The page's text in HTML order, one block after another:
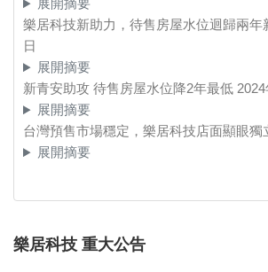
展開摘要
樂居科技新助力，待售房屋水位迴歸兩年
日
展開摘要
新青安助攻 待售房屋水位降2年最低
展開摘要
台灣預售市場穩定，樂居科技店面顯眼獨
展開摘要
樂居科技 重大公告